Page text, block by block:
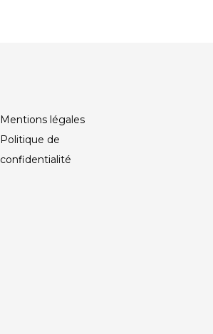
Mentions légales
Politique de
confidentialité